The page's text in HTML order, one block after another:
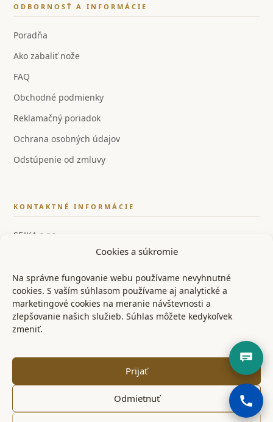
Cookies a súkromie
Na správne fungovanie webu používame nevyhnutné
cookies. S vaším súhlasom používame aj analytické a
marketingové cookies na meranie návštevnosti a
zlepšovanie našich služieb. Súhlas môžete kedykoľvek
zmeniť.
Prijať
Odmietnuť
ODBORNOSŤ A INFORMÁCIE
Poradňa
Ako zabaliť nože
FAQ
Obchodné podmienky
Reklamačný poriadok
Ochrana osobných údajov
Odstúpenie od zmluvy
KONTAKTNÉ INFORMÁCIE
SEJKA s.r.o.
IČ DPH: SK2122126259
📞 +421 948 528 526
✉ info@ostrenoze.sk
© 2024 OstréNože.sk – Všetky práva vyhradené
REKLAMAČNÝ PORIADOK